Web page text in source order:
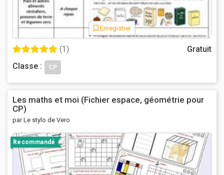
Enregistrer
(1)
Gratuit
Classe :
CP
Les maths et moi (Fichier espace, géométrie pour
CP)
par Le stylo de Vero
Recommandé